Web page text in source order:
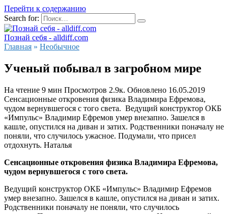
Перейти к содержанию
Search for:
Познай себя - alldiff.com
Главная » Необычное
Ученый побывал в загробном мире
На чтение 9 мин Просмотров 2.9к. Обновлено 16.05.2019
Сенсационные откровения физика Владимира Ефремова,
чудом вернувшегося с того света. Ведущий конструктор ОКБ
«Импульс» Владимир Ефремов умер внезапно. Зашелся в
кашле, опустился на диван и затих. Родственники поначалу не
поняли, что случилось ужасное. Подумали, что присел
отдохнуть. Наталья
Сенсационные откровения физика Владимира Ефремова,
чудом вернувшегося с того света.
Ведущий конструктор ОКБ «Импульс» Владимир Ефремов
умер внезапно. Зашелся в кашле, опустился на диван и затих.
Родственники поначалу не поняли, что случилось